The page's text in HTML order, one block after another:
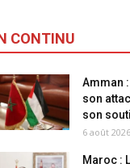
CONTINU
Amman
son
son
6 août
Maroc :